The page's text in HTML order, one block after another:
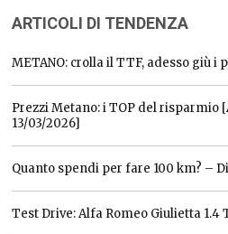
ARTICOLI DI TENDENZA
METANO: crolla il TTF, adesso giù i
Prezzi Metano: i TOP del risparmio
13/03/2026]
Quanto spendi per fare 100 km? –
Test Drive: Alfa Romeo Giulietta 1.4